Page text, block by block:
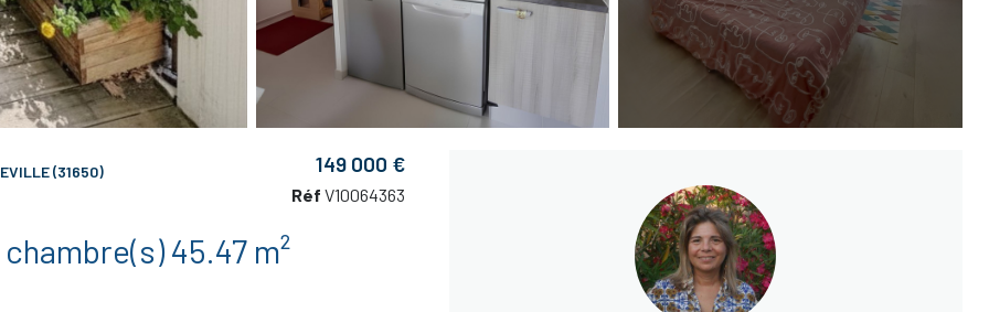
(31650)
Appartement 2 pièce(s) 1 chambre(s) 45.47 m²
149 000 €
Réf V10064363